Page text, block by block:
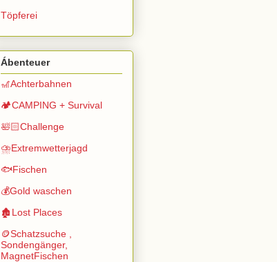
Töpferei
Ábenteuer
🎢Achterbahnen
🏕️CAMPING + Survival
🛀🏻Challenge
⛈️Extremwetterjagd
🐟Fischen
💰Gold waschen
🏚️Lost Places
🪙Schatzsuche ,
Sondengänger,
MagnetFischen